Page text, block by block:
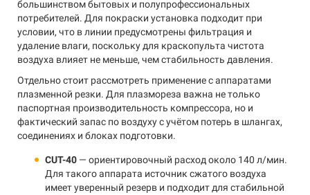
большинством бытовых и полупрофессиональных
потребителей. Для покраски установка подходит при
условии, что в линии предусмотрены фильтрация и
удаление влаги, поскольку для краскопульта чистота
воздуха влияет не меньше, чем стабильность давления.
Отдельно стоит рассмотреть применение с аппаратами
плазменной резки. Для плазмореза важна не только
паспортная производительность компрессора, но и
фактический запас по воздуху с учётом потерь в шлангах,
соединениях и блоках подготовки.
CUT-40 — ориентировочный расход около 140 л/мин.
Для такого аппарата источник сжатого воздуха
имеет уверенный резерв и подходит для стабильной